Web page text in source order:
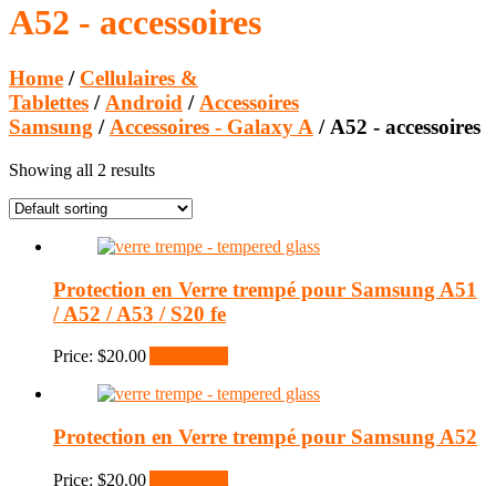
A52 - accessoires
Home / Cellulaires &
Tablettes / Android / Accessoires
Samsung / Accessoires - Galaxy A / A52 - accessoires
Showing all 2 results
Protection en Verre trempé pour Samsung A51
/ A52 / A53 / S20 fe
Price: $20.00
Protection en Verre trempé pour Samsung A52
Price: $20.00